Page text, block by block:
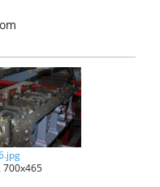
700x465